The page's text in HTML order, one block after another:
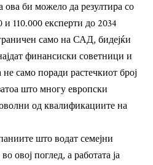
би можело да резултира со
110.000 експерти до 2034
само на САД, бидејќи
финансиски советници и
само поради растечкиот број
што многу европски
од квалификациите на
што водат семејни
овој поглед, а работата ја